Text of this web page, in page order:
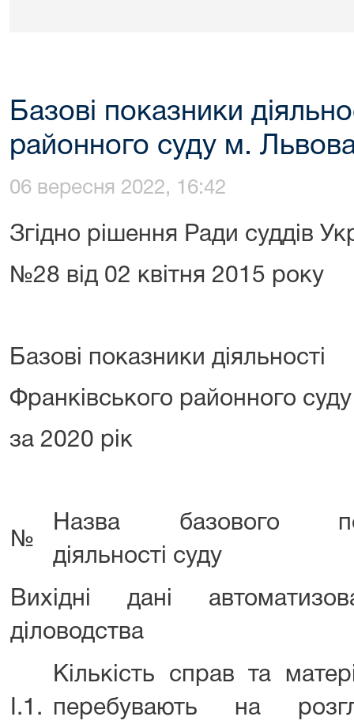
Базові показники
районного суду м.
06 вересня 2022, 16:42
Згідно рішення Ради суддів
№28 від 02 квітня 2015 року
Базові показники діяльності
Франківського районного
за 2020 рік
№
Назва базового
діяльності суду
Вихідні дані
діловодства
І.1.
Кількість справ та
перебувають на